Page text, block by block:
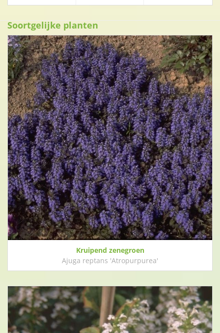
Soortgelijke planten
Kruipend zenegroen
Ajuga reptans 'Atropurpurea'